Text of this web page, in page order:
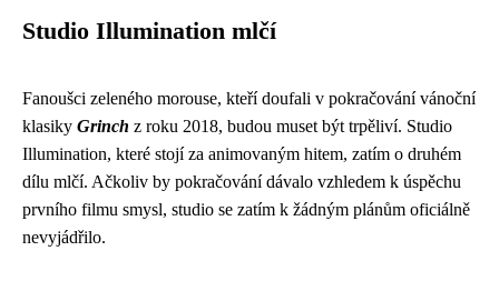
Studio Illumination mlčí
Fanoušci zeleného morouse, kteří doufali v pokračování vánoční
klasiky Grinch z roku 2018, budou muset být trpěliví. Studio
Illumination, které stojí za animovaným hitem, zatím o druhém
dílu mlčí. Ačkoliv by pokračování dávalo vzhledem k úspěchu
prvního filmu smysl, studio se zatím k žádným plánům oficiálně
nevyjádřilo.